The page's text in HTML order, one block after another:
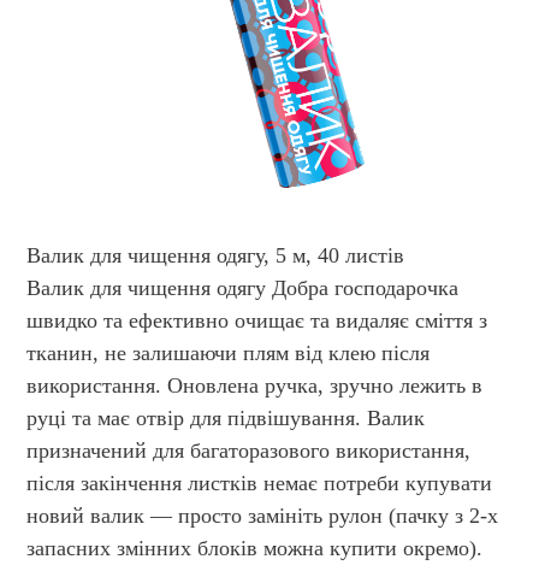
Валик для чищення одягу, 5 м, 40 листів
Валик для чищення одягу Добра господарочка
швидко та ефективно очищає та видаляє сміття з
тканин, не залишаючи плям від клею після
використання. Оновлена ручка, зручно лежить в
руці та має отвір для підвішування. Валик
призначений для багаторазового використання,
після закінчення листків немає потреби купувати
новий валик — просто замініть рулон (пачку з 2-х
запасних змінних блоків можна купити окремо).